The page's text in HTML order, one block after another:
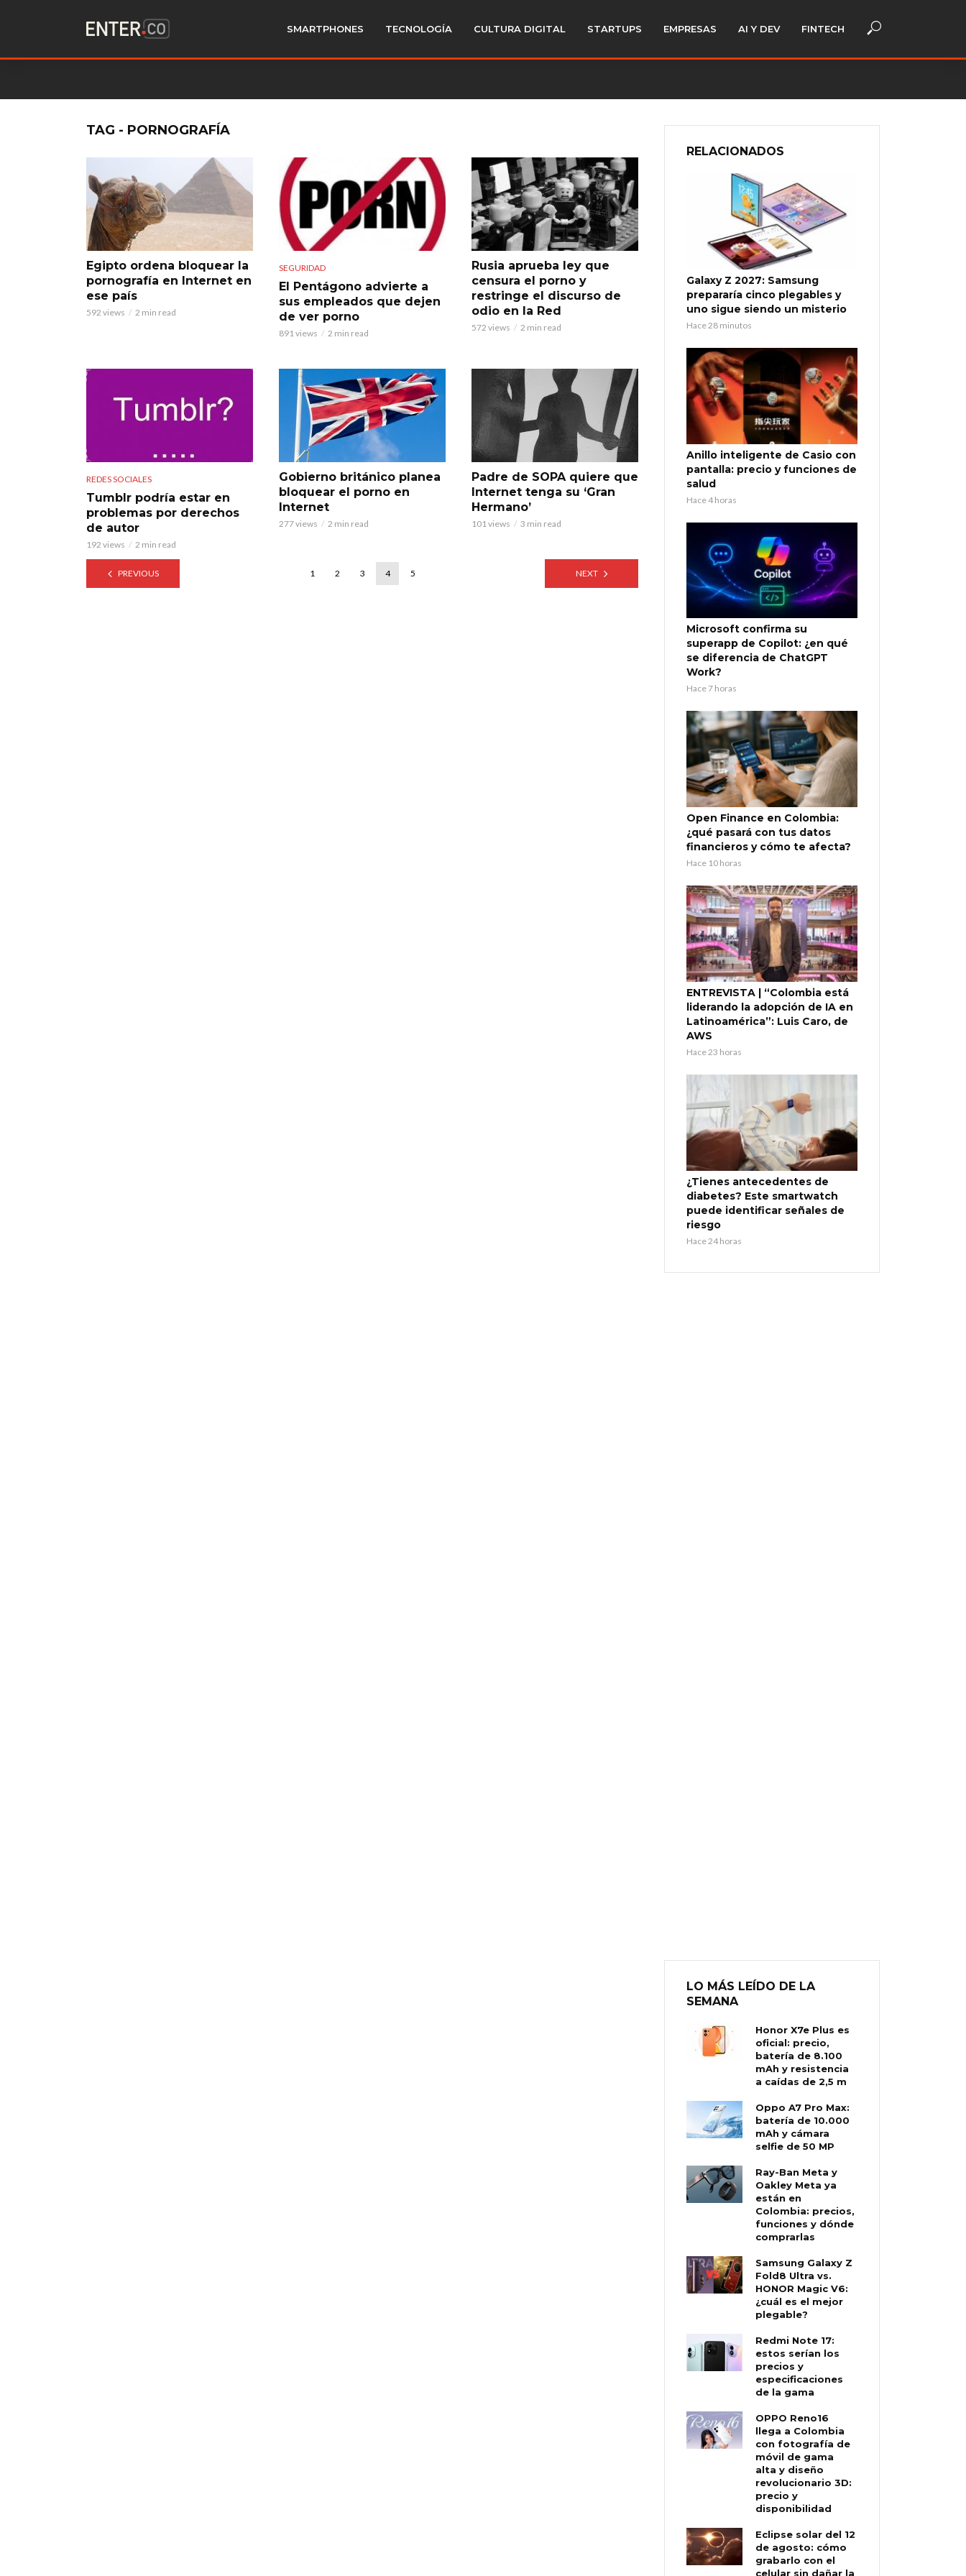
SMARTPHONES TECNOLOGÍA CULTURA DIGITAL STARTUPS EMPRESAS AI Y DEV FINTECH
TAG - PORNOGRAFÍA
Egipto ordena bloquear la
pornografía en Internet en
ese país
592 views 2 min read
SEGURIDAD
El Pentágono advierte a
sus empleados que dejen
de ver porno
891 views 2 min read
Rusia aprueba ley que
censura el porno y
restringe el discurso de
odio en la Red
572 views 2 min read
REDES SOCIALES
Tumblr podría estar en
problemas por derechos
de autor
192 views 2 min read
Gobierno británico planea
bloquear el porno en
Internet
277 views 2 min read
Padre de SOPA quiere que
Internet tenga su ‘Gran
Hermano’
101 views 3 min read
PREVIOUS 1 2 3 4 5 NEXT
RELACIONADOS
Galaxy Z 2027: Samsung
prepararía cinco plegables y
uno sigue siendo un misterio
Hace 28 minutos
Anillo inteligente de Casio con
pantalla: precio y funciones de
salud
Hace 4 horas
Microsoft confirma su
superapp de Copilot: ¿en qué
se diferencia de ChatGPT
Work?
Hace 7 horas
Open Finance en Colombia:
¿qué pasará con tus datos
financieros y cómo te afecta?
Hace 10 horas
ENTREVISTA | “Colombia está
liderando la adopción de IA en
Latinoamérica”: Luis Caro, de
AWS
Hace 23 horas
¿Tienes antecedentes de
diabetes? Este smartwatch
puede identificar señales de
riesgo
Hace 24 horas
LO MÁS LEÍDO DE LA
SEMANA
Honor X7e Plus es
oficial: precio,
batería de 8.100
mAh y resistencia
a caídas de 2,5 m
Oppo A7 Pro Max:
batería de 10.000
mAh y cámara
selfie de 50 MP
Ray-Ban Meta y
Oakley Meta ya
están en
Colombia: precios,
funciones y dónde
comprarlas
Samsung Galaxy Z
Fold8 Ultra vs.
HONOR Magic V6:
¿cuál es el mejor
plegable?
Redmi Note 17:
estos serían los
precios y
especificaciones
de la gama
OPPO Reno16
llega a Colombia
con fotografía de
móvil de gama
alta y diseño
revolucionario 3D:
precio y
disponibilidad
Eclipse solar del 12
de agosto: cómo
grabarlo con el
celular sin dañar la